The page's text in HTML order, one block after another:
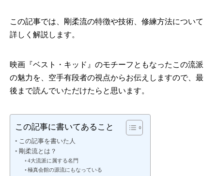
この記事では、剛柔流の特徴や技術、修練方法について
詳しく解説します。
映画『ベスト・キッド』のモチーフともなったこの流派
の魅力を、空手有段者の視点からお伝えしますので、最
後まで読んでいただけたらと思います。
この記事に書いてあること
この記事を書いた人
剛柔流とは？
4大流派に属する名門
極真会館の源流にもなっている